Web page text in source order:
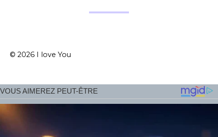
© 2026 I love You